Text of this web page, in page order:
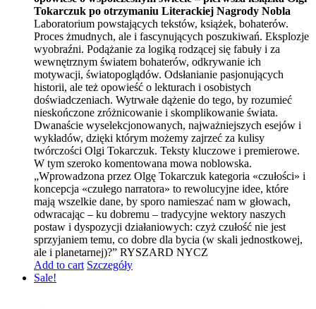
Tokarczuk po otrzymaniu Literackiej Nagrody Nobla
Laboratorium powstających tekstów, książek, bohaterów.
Proces żmudnych, ale i fascynujących poszukiwań. Eksplozje
wyobraźni. Podążanie za logiką rodzącej się fabuły i za
wewnętrznym światem bohaterów, odkrywanie ich
motywacji, światopoglądów. Odsłanianie pasjonujących
historii, ale też opowieść o lekturach i osobistych
doświadczeniach. Wytrwałe dążenie do tego, by rozumieć
nieskończone zróżnicowanie i skomplikowanie świata.
Dwanaście wyselekcjonowanych, najważniejszych esejów i
wykładów, dzięki którym możemy zajrzeć za kulisy
twórczości Olgi Tokarczuk. Teksty kluczowe i premierowe.
W tym szeroko komentowana mowa noblowska.
„Wprowadzona przez Olgę Tokarczuk kategoria «czułości» i
koncepcja «czułego narratora» to rewolucyjne idee, które
mają wszelkie dane, by sporo namieszać nam w głowach,
odwracając – ku dobremu – tradycyjne wektory naszych
postaw i dyspozycji działaniowych: czyż czułość nie jest
sprzyjaniem temu, co dobre dla bycia (w skali jednostkowej,
ale i planetarnej)?” RYSZARD NYCZ
Add to cart Szczegóły
Sale!